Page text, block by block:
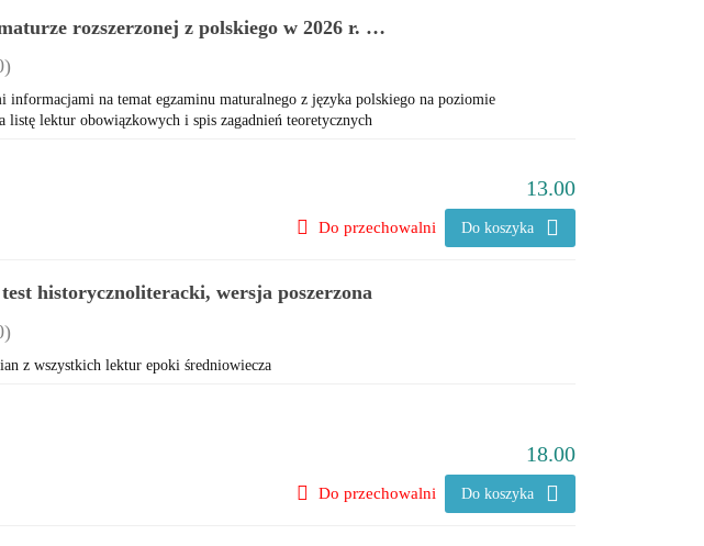
rozszerzonej z polskiego w 2026 r. -
lista lektur obowiązkowych
informacjami na temat egzaminu maturalnego z języka polskiego na poziomie
listę lektur obowiązkowych i spis zagadnień teoretycznych
13.00
Do koszyka
Do przechowalni
historycznoliteracki, wersja poszerzona
z wszystkich lektur epoki średniowiecza
18.00
Do koszyka
Do przechowalni